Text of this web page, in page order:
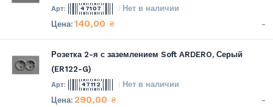
47107 Нет в наличии
140,00 ₴ -
Розетка 2-я с заземлением Soft ARDERO, Серый
(ER122-G)
47112 Нет в наличии
290,00 ₴ -